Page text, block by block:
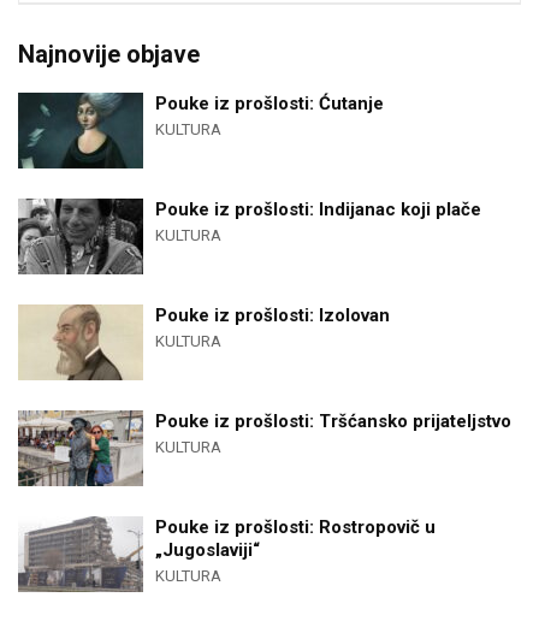
Najnovije objave
Pouke iz prošlosti: Ćutanje
KULTURA
Pouke iz prošlosti: Indijanac koji plače
KULTURA
Pouke iz prošlosti: Izolovan
KULTURA
Pouke iz prošlosti: Tršćansko prijateljstvo
KULTURA
Pouke iz prošlosti: Rostropovič u
„Jugoslaviji“
KULTURA